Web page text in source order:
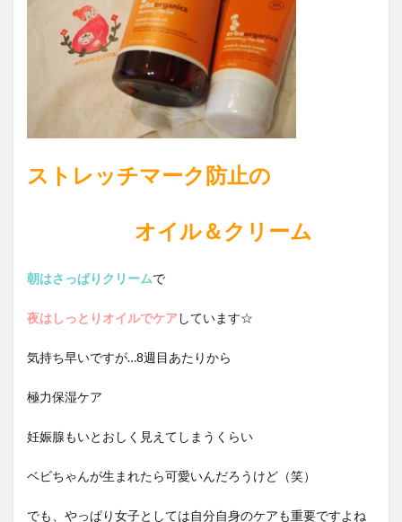
ストレッチマーク防止の
オイル＆クリーム
朝はさっぱりクリームで
夜はしっとりオイルでケアしています☆
気持ち早いですが…8週目あたりから
極力保湿ケア
妊娠腺もいとおしく見えてしまうくらい
ベビちゃんが生まれたら可愛いんだろうけど（笑）
でも、やっぱり女子としては自分自身のケアも重要ですよね